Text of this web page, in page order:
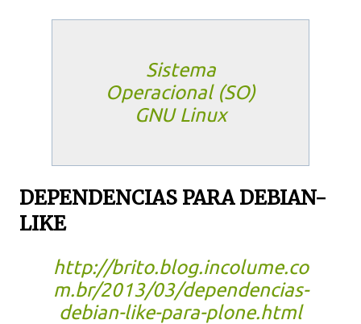
Sistema
Operacional (SO)
GNU Linux
DEPENDENCIAS PARA DEBIAN-
LIKE
http://brito.blog.incolume.co
m.br/2013/03/dependencias-
debian-like-para-plone.html